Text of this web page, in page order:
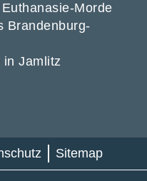
Morde
Brandenburg-
in Jamlitz
Sitemap